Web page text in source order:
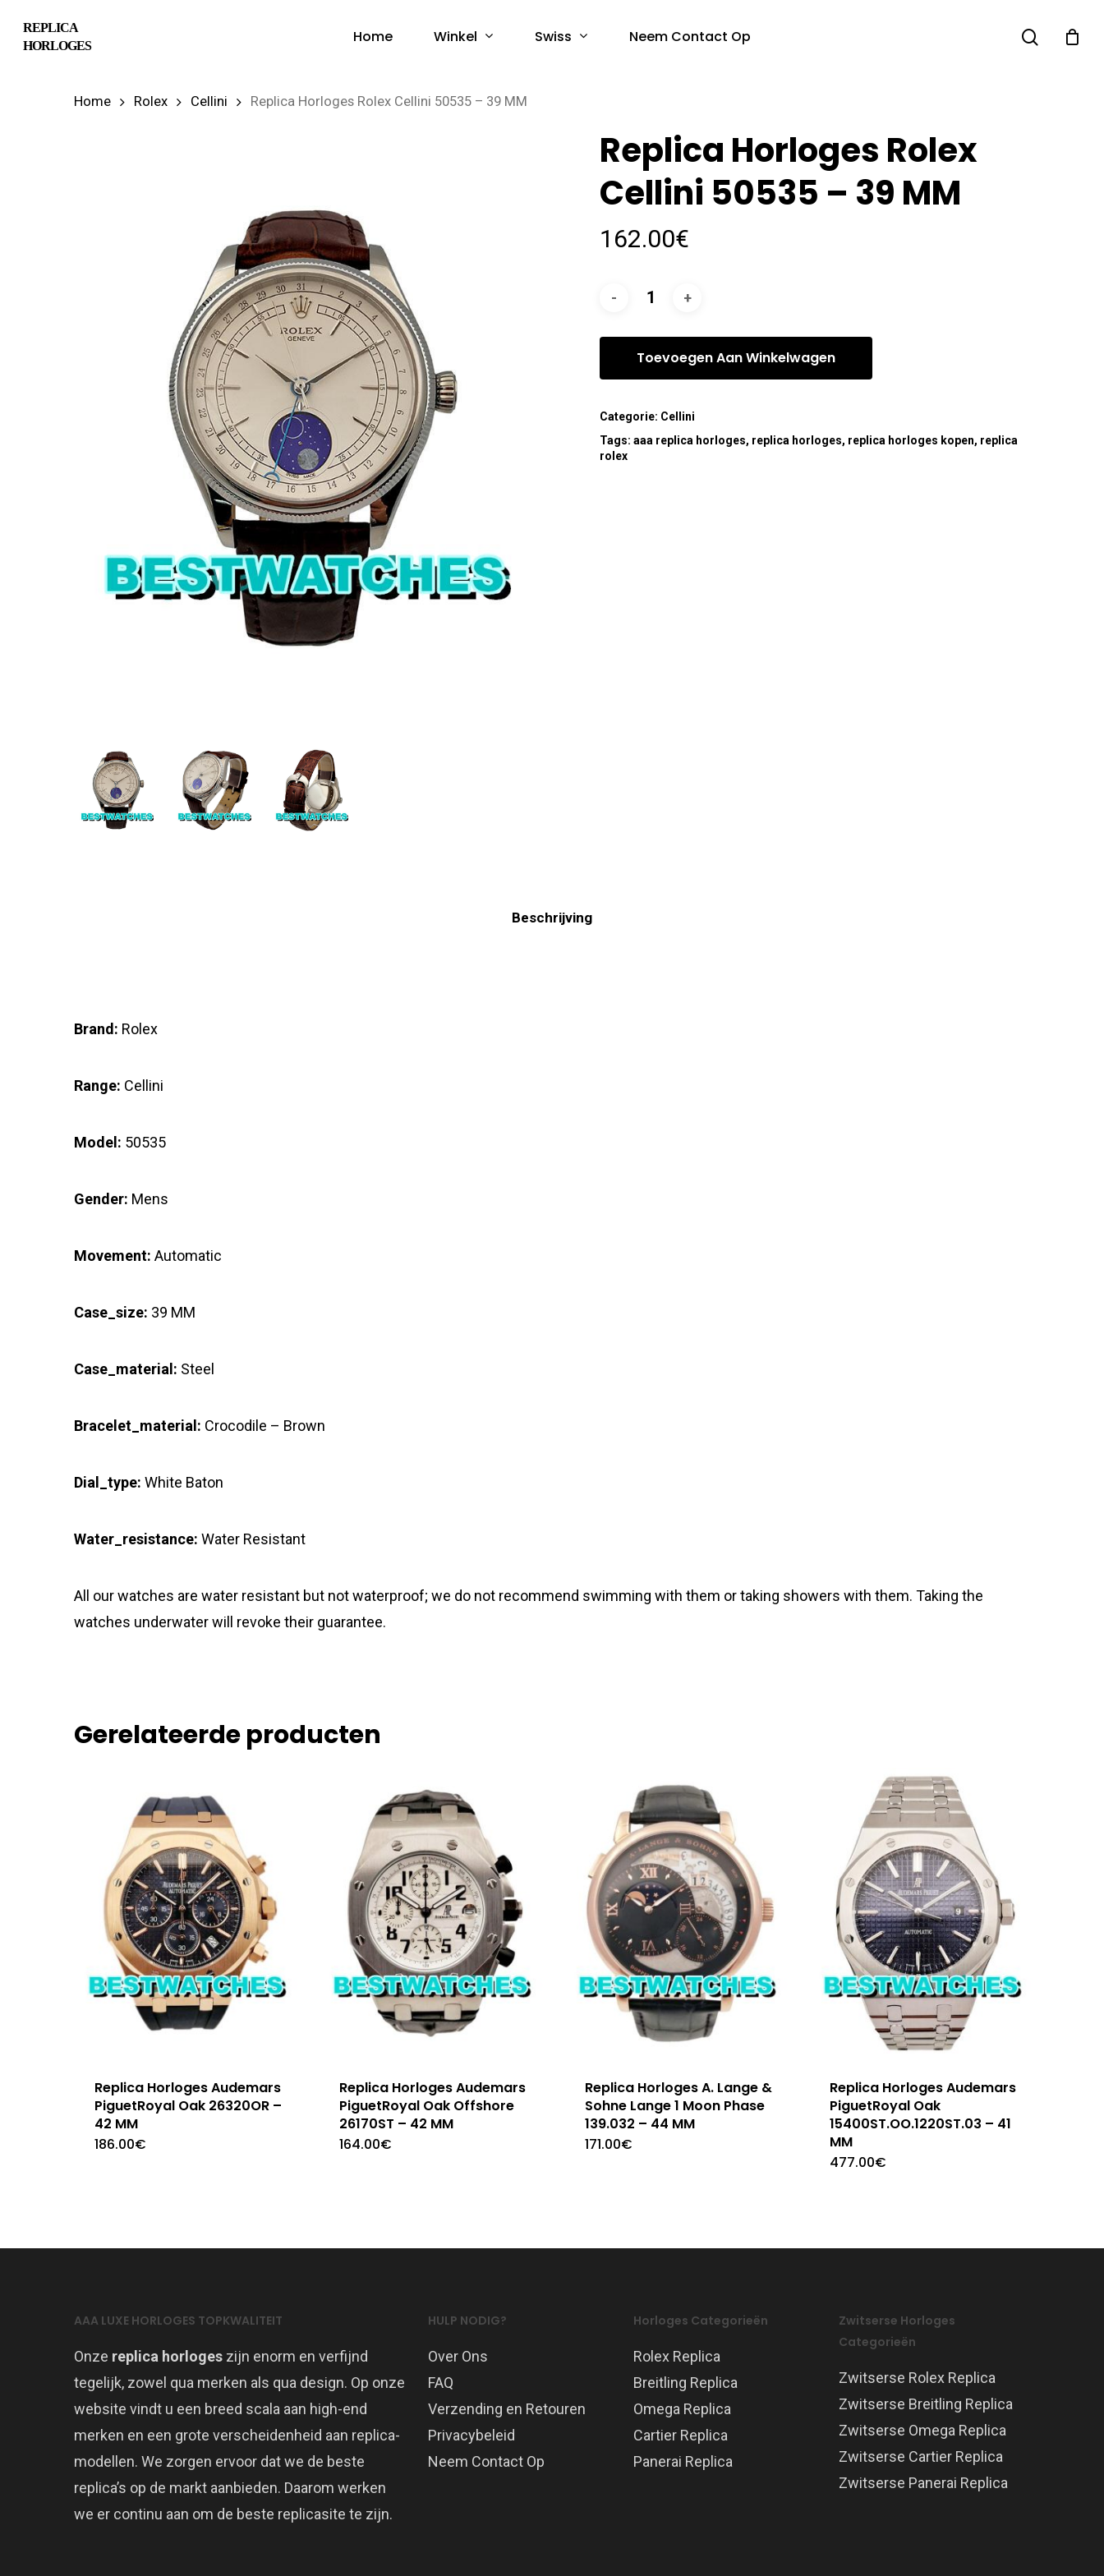
REPLICA
HORLOGES
Home Winkel Swiss Neem Contact Op search
Home Rolex Cellini Replica Horloges Rolex Cellini 50535 – 39 MM
Replica Horloges Rolex
Cellini 50535 – 39 MM
162.00€
Toevoegen Aan Winkelwagen
Categorie: Cellini
Tags:aaa replica horloges, replica horloges, replica horloges kopen, replica
rolex
Beschrijving
Brand: Rolex
Range: Cellini
Model: 50535
Gender: Mens
Movement: Automatic
Case_size: 39 MM
Case_material: Steel
Bracelet_material: Crocodile – Brown
Dial_type: White Baton
Water_resistance: Water Resistant
All our watches are water resistant but not waterproof; we do not recommend swimming with them or taking showers with them. Taking the
watches underwater will revoke their guarantee.
Gerelateerde producten
Replica Horloges Audemars
PiguetRoyal Oak 26320OR –
42 MM
186.00€
Replica Horloges Audemars
PiguetRoyal Oak Offshore
26170ST – 42 MM
164.00€
Replica Horloges A. Lange &
Sohne Lange 1 Moon Phase
139.032 – 44 MM
171.00€
Replica Horloges Audemars
PiguetRoyal Oak
15400ST.OO.1220ST.03 – 41
MM
477.00€
AAA LUXE HORLOGES TOPKWALITEIT
Onze replica horloges zijn enorm en verfijnd
tegelijk, zowel qua merken als qua design. Op onze
website vindt u een breed scala aan high-end
merken en een grote verscheidenheid aan replica-
modellen. We zorgen ervoor dat we de beste
replica’s op de markt aanbieden. Daarom werken
we er continu aan om de beste replicasite te zijn.
HULP NODIG?
Over Ons
FAQ
Verzending en Retouren
Privacybeleid
Neem Contact Op
Horloges Categorieën
Rolex Replica
Breitling Replica
Omega Replica
Cartier Replica
Panerai Replica
Zwitserse Horloges
Categorieën
Zwitserse Rolex Replica
Zwitserse Breitling Replica
Zwitserse Omega Replica
Zwitserse Cartier Replica
Zwitserse Panerai Replica